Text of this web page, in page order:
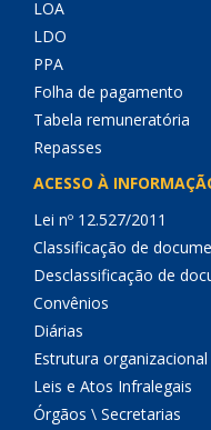
LOA
LDO
PPA
Folha de pagamento
Tabela remuneratória
Repasses
ACESSO À
Lei nº 12.527/2011
Classificação de
Desclassificação de
Convênios
Diárias
Estrutura organizacional
Leis e Atos Infralegais
Órgãos \ Secretarias